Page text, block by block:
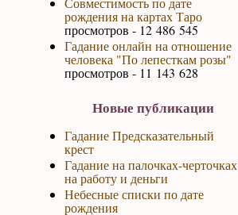
рождения на картах Таро
просмотров - 12 486 545
Гадание онлайн на отношение
человека "По лепесткам розы"
просмотров - 11 143 628
Новые публикации
Гадание Предсказательный
крест
Гадание на палочках-черточках
на работу и деньги
Небесные списки по дате
рождения